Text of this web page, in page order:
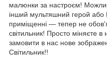
малюнки за настроєм!
інший мультяшний герой або
приміщенні — тепер не
світильник! Просто міняєте
замовити в нас нове
Світильник!!